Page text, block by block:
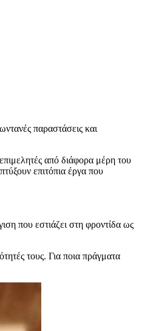
παραστάσεις και
από διάφορα μέρη του
επιτόπια έργα που
που εστιάζει στη φροντίδα ως
τους. Για ποια πράγματα